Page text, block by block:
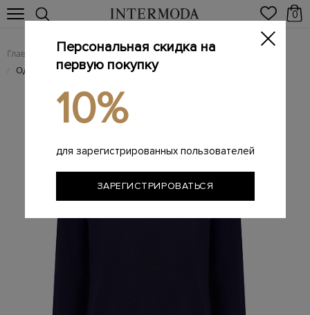
0
Главная Мужчинам / Одежда / Трикотаж
/ Однотонная водолазка из гладкой кашемировой пряжи
Персональная скидка на
первую покупку
10%
для зарегистрированных пользователей
ЗАРЕГИСТРИРОВАТЬСЯ